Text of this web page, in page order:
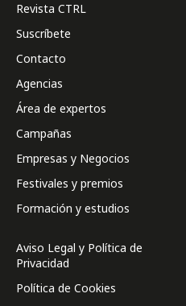
Revista CTRL
Suscríbete
Contacto
Agencias
Área de expertos
Campañas
Empresas y Negocios
Festivales y premios
Formación y estudios
Aviso Legal y Política de
Privacidad
Política de Cookies